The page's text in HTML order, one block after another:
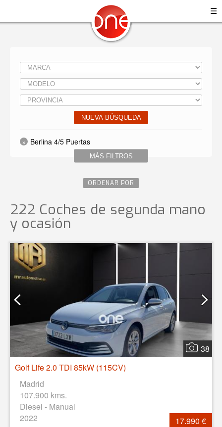
☰
NUEVA BÚSQUEDA
MÁS FILTROS
Berlina 4/5 Puertas
ORDENAR POR
222 Coches de segunda mano
y ocasión
38
Golf Life 2.0 TDI 85kW (115CV)
Madrid
107.900 kms.
Diesel - Manual
2022
17.990 €